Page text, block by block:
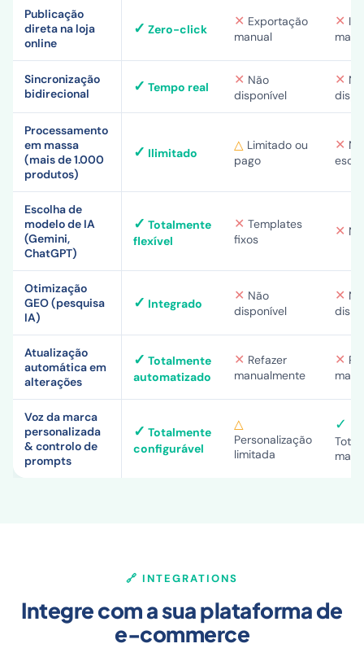
Publicação
direta na loja
online
✓ Zero-click ✕ Exportação
manual
✕
Sincronização
bidirecional
✓ Tempo real ✕ Não
disponível
✕
Processamento
em massa
(mais de 1.000
produtos)
✓ Ilimitado △ Limitado ou
pago
✕
Escolha de
modelo de IA
(Gemini,
ChatGPT)
✓ Totalmente
flexível
✕ Templates
fixos
✕ N/
Otimização
GEO (pesquisa
IA)
✓ Integrado ✕ Não
disponível
✕
Atualização
automática em
alterações
✓ Totalmente
automatizado
✕ Refazer
manualmente
✕
Voz da marca
personalizada
& controlo de
prompts
✓ Totalmente
configurável
△
Personalização
limitada
✓
🔗 INTEGRATIONS
Integre com a sua plataforma de
e-commerce